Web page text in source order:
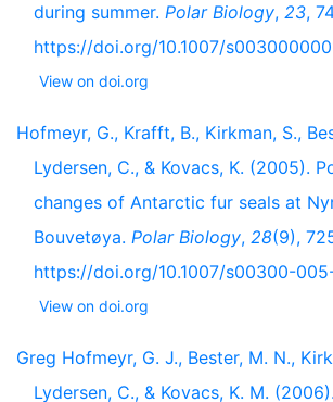
during summer. Polar Biology, 23,
https://doi.org/10.1007/
View on doi.org
Hofmeyr, G., Krafft, B., Kirkman, S.,
Lydersen, C., & Kovacs, K. (2005).
changes of Antarctic fur seals at
Bouvetøya. Polar Biology, 28(9),
https://doi.org/10.1007/s00300-
View on doi.org
Greg Hofmeyr, G. J., Bester, M. N.,
Lydersen, C., & Kovacs, K. M.